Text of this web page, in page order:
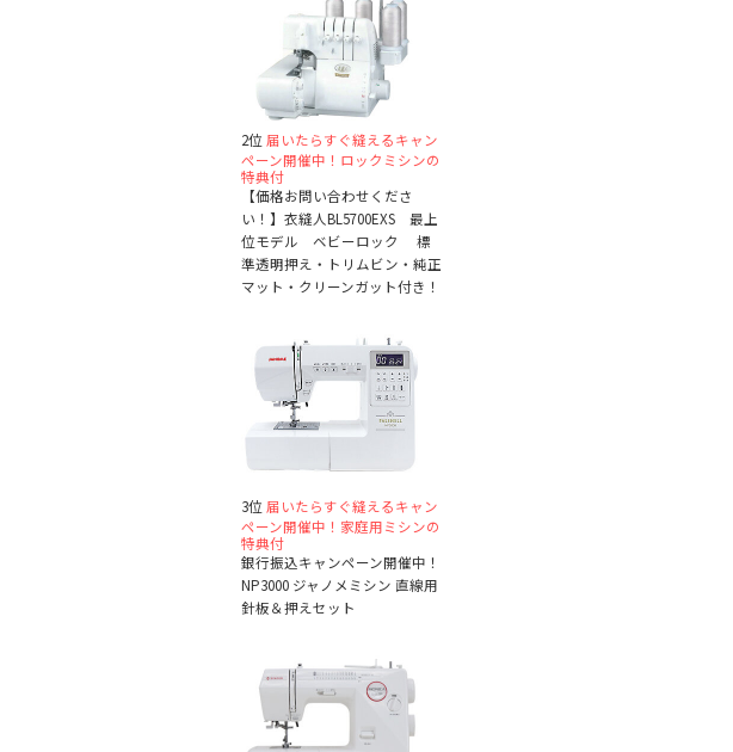
2位 届いたらすぐ縫えるキャン
ペーン開催中！ロックミシンの
特典付
【価格お問い合わせくださ
い！】衣縫人BL5700EXS 最上
位モデル ベビーロック 標
準透明押え・トリムビン・純正
マット・クリーンガット付き！
3位 届いたらすぐ縫えるキャン
ペーン開催中！家庭用ミシンの
特典付
銀行振込キャンペーン開催中！
NP3000 ジャノメミシン 直線用
針板＆押えセット